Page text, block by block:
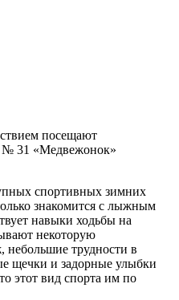
посещают
№ 31 «Медвежонок»
спортивных зимних
знакомится с лыжным
навыки ходьбы на
некоторую
небольшие трудности в
щечки и задорные улыбки
этот вид спорта им по